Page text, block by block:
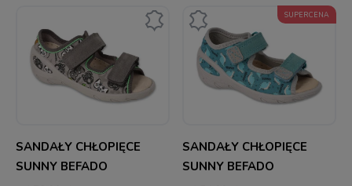
SANDAŁY CHŁOPIĘCE
SUNNY BEFADO
SANDAŁY CHŁOPIĘCE
SUNNY BEFADO
SUPERCENA